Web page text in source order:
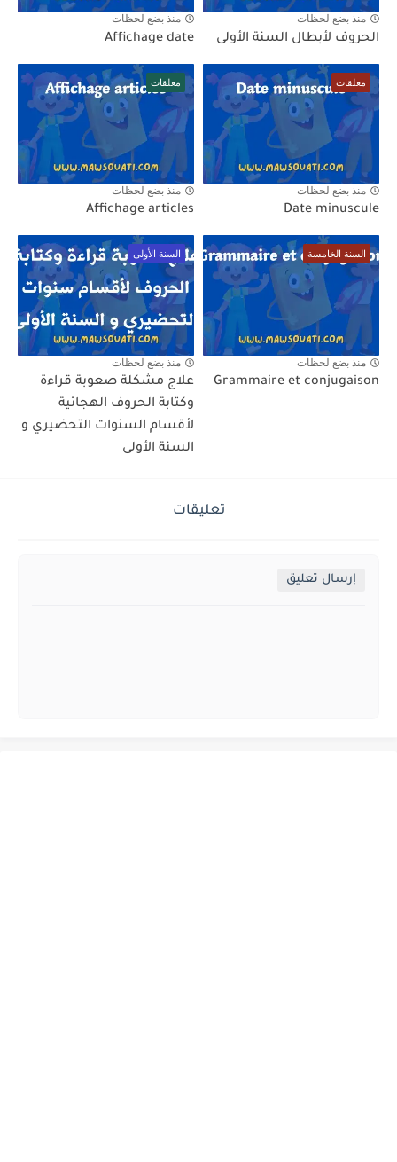
منذ بضع لحظات
الحروف لأبطال السنة الأولى
منذ بضع لحظات
Affichage date
معلقات
منذ بضع لحظات
Date minuscule
معلقات
منذ بضع لحظات
Affichage articles
السنة الخامسة
منذ بضع لحظات
Grammaire et conjugaison
السنة الأولى
منذ بضع لحظات
علاج مشكلة صعوبة قراءة
وكتابة الحروف الهجائية
لأقسام السنوات التحضيري و
السنة الأولى
تعليقات
إرسال تعليق